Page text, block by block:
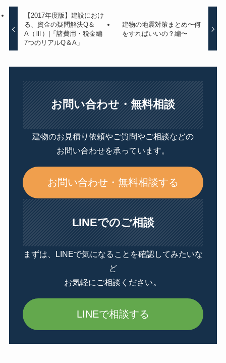
【2017年度版】建設におけ
る、資金の疑問解決Q＆
A（Ⅲ）|「諸費用・税金編
7つのリアルQ＆A」
建物の地震対策まとめ〜何
をすればいいの？編〜
お問い合わせ・無料相談
建物のお見積り依頼やご質問やご相談などの
お問い合わせを承っています。
お問い合わせ・無料相談する
LINEでのご相談
まずは、LINEで気になることを確認してみたいな
ど
お気軽にご相談ください。
LINEで相談する